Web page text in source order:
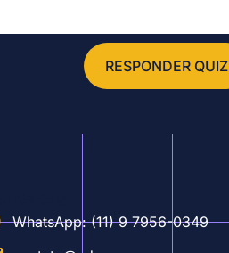
RESPONDER QUIZ
WhatsApp: (11) 9 7956-0349